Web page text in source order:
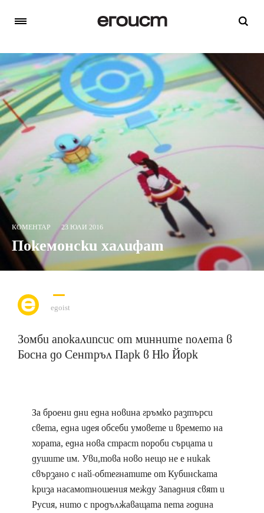
КОМЕНТАР 23 ЮЛИ 2016
Покемонски халифат
egoist
Зомби апокалипсис от минните полета в
Босна до Сентръл Парк в Ню Йорк
За броени дни една новина гръмко разтърси
света, една идея обсеби умовете и времето на
хората, една нова страст пороби сърцата и
душите им. Уви,това ново нещо не е никак
свързано с най-обтегнатите от Кубинската
криза насамотношения между Западния свят и
Русия, нито с продължаващата пета година